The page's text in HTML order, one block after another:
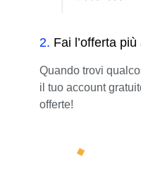
2. Fai l’offerta più
Quando trovi
il tuo account
offerte!